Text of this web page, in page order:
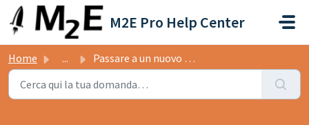
Salta al contenuto principale
M2E Pro Help Center
Home ... Passare a un nuovo server Magento senza perdere i dati M2...